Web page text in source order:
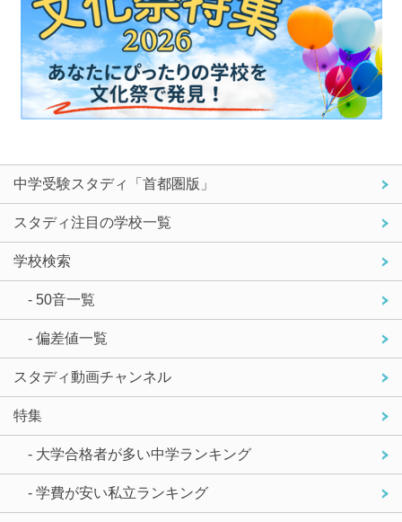
中学受験スタディ「首都圏版」
スタディ注目の学校一覧
学校検索
- 50音一覧
- 偏差値一覧
スタディ動画チャンネル
特集
- 大学合格者が多い中学ランキング
- 学費が安い私立ランキング